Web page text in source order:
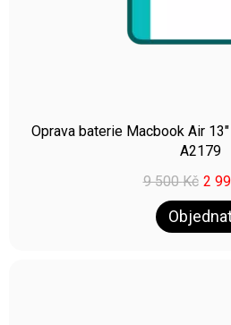
Oprava baterie Macbook Air
A2179
9 500Kč 2